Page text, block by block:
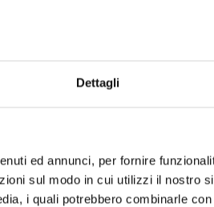
Dettagli
ed annunci, per fornire
sul modo in cui utilizzi il nostro
i quali potrebbero combinarle